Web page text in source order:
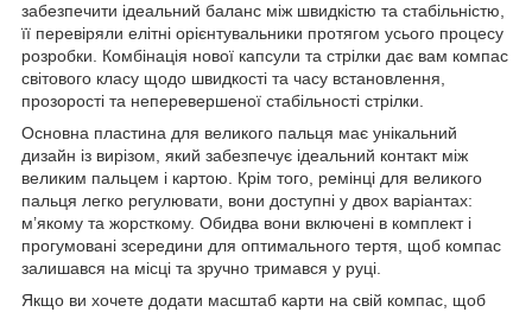
забезпечити ідеальний баланс між швидкістю та стабільністю,
її перевіряли елітні орієнтувальники протягом усього процесу
розробки. Комбінація нової капсули та стрілки дає вам компас
світового класу щодо швидкості та часу встановлення,
прозорості та неперевершеної стабільності стрілки.
Основна пластина для великого пальця має унікальний
дизайн із вирізом, який забезпечує ідеальний контакт між
великим пальцем і картою. Крім того, ремінці для великого
пальця легко регулювати, вони доступні у двох варіантах:
м’якому та жорсткому. Обидва вони включені в комплект і
прогумовані зсередини для оптимального тертя, щоб компас
залишався на місці та зручно тримався у руці.
Якщо ви хочете додати масштаб карти на свій компас, щоб